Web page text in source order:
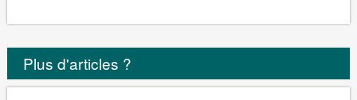
Plus d'articles ?